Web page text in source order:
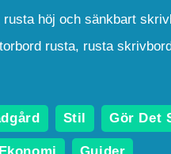
höj och sänkbart
rusta, rusta
Stil Gör Det
Ekonomi Guider